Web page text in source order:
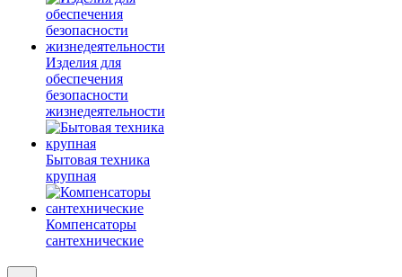
Изделия для
обеспечения
безопасности
жизнедеятельности
Бытовая техника
крупная
Компенсаторы
сантехнические